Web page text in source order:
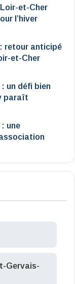
et-Cher
l’hiver
retour anticipé
et-Cher
un défi bien
paraît
: une
Gervais-